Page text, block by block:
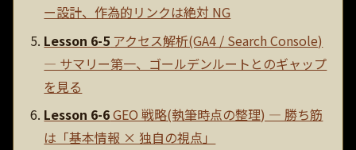
ー設計、作為的リンクは絶対 NG
Lesson 6-5 アクセス解析(GA4 / Search Console)
— サマリー第一、ゴールデンルートとのギャップ
を見る
Lesson 6-6GEO 戦略(執筆時点の整理) — 勝ち筋
は「基本情報 × 独自の視点」